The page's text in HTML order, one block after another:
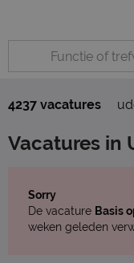
4237 vacatures
Vacatures in
Sorry
De vacature Basis
weken geleden